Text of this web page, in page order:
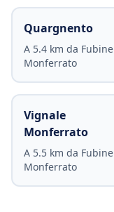
Quargnento
A 5.4 km da Fubine
Monferrato
Vignale
Monferrato
A 5.5 km da Fubine
Monferrato